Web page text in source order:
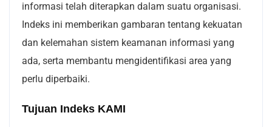
informasi telah diterapkan dalam suatu organisasi.
Indeks ini memberikan gambaran tentang kekuatan
dan kelemahan sistem keamanan informasi yang
ada, serta membantu mengidentifikasi area yang
perlu diperbaiki.
Tujuan Indeks KAMI